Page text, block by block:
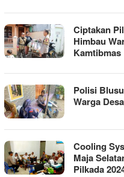
Ciptakan
Himbau
Kamtibmas
Polisi
Warga
Cooling
Maja
Pilkada